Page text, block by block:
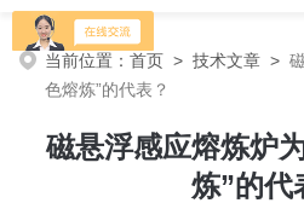
当前位置：首页 >技术文章 >
色熔炼”的代表？
磁悬浮感应熔炼炉
炼”的代